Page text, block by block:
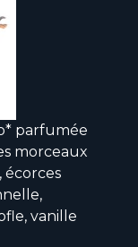
parfumée
morceaux
écorces
vanille